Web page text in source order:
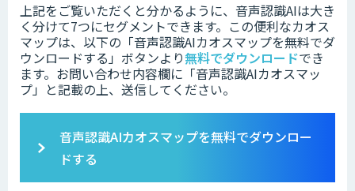
上記をご覧いただくと分かるように、音声認識AIは大き
く分けて7つにセグメントできます。この便利なカオス
マップは、以下の「音声認識AIカオスマップを無料でダ
ウンロードする」ボタンより無料でダウンロードでき
ます。 お問い合わせ内容欄に「音声認識AIカオスマッ
プ」と記載の上、送信してください。
音声認識AIカオスマップを無料でダウンロー
ドする